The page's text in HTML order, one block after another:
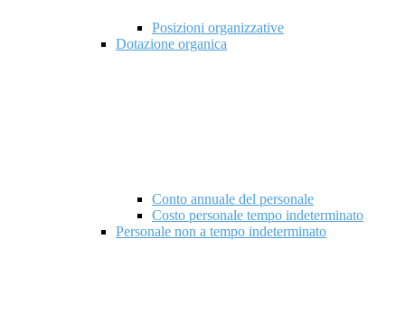
Posizioni organizzative
Dotazione organica
Conto annuale del personale
Costo personale tempo indeterminato
Personale non a tempo indeterminato